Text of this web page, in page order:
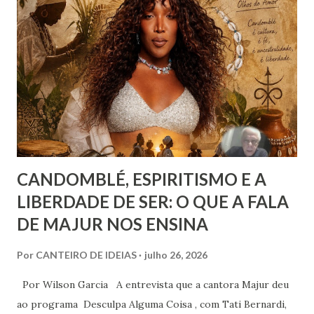
geral, social, de cidadania, de direitos humanos etc, mas
também de segmentos religiosos e, nesse campo,
lamentavelmente, o meio/movimento espírita não está
excluído, o que me parece profundamente contraditório
quando se tem algum conhecim...
CANDOMBLÉ, ESPIRITISMO E A
LIBERDADE DE SER: O QUE A FALA
DE MAJUR NOS ENSINA
Por CANTEIRO DE IDEIAS julho 26, 2026
Por Wilson Garcia A entrevista que a cantora Majur deu
ao programa Desculpa Alguma Coisa , com Tati Bernardi,